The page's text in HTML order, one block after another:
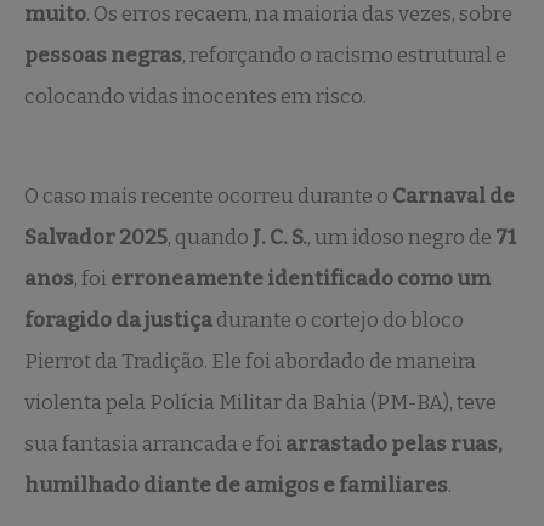
muito. Os erros recaem, na maioria das vezes, sobre
pessoas negras, reforçando o racismo estrutural e
colocando vidas inocentes em risco.
O caso mais recente ocorreu durante o Carnaval de
Salvador 2025, quando J. C. S., um idoso negro de 71
anos, foi erroneamente identificado como um
foragido da justiçadurante o cortejo do bloco
Pierrot da Tradição. Ele foi abordado de maneira
violenta pela Polícia Militar da Bahia (PM-BA), teve
sua fantasia arrancada e foi arrastado pelas ruas,
humilhado diante de amigos e familiares.